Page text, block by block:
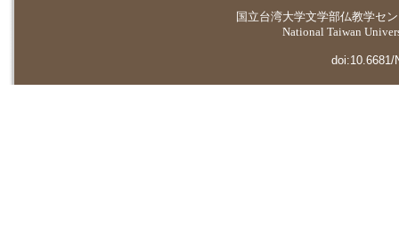
国立台湾大学文学部仏教学セ
National Taiwan
doi:10.6681/